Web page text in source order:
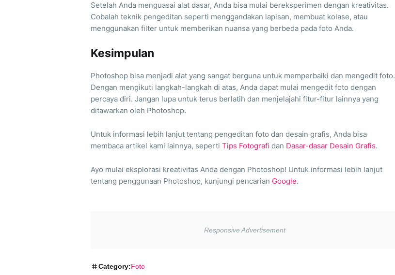
Setelah Anda menguasai alat dasar, Anda bisa mulai bereksperimen dengan kreativitas.
Cobalah teknik pengeditan seperti menggandakan lapisan, membuat kolase, atau
menggunakan filter untuk memberikan nuansa yang berbeda pada foto Anda.
Kesimpulan
Photoshop bisa menjadi alat yang sangat berguna untuk memperbaiki dan mengedit foto.
Dengan mengikuti langkah-langkah di atas, Anda dapat mulai mengedit foto dengan
percaya diri. Jangan lupa untuk terus berlatih dan menjelajahi fitur-fitur lainnya yang
ditawarkan oleh Photoshop.
Untuk informasi lebih lanjut tentang pengeditan foto dan desain grafis, Anda bisa
membaca artikel kami lainnya, seperti Tips Fotografi dan Dasar-dasar Desain Grafis.
Ayo mulai eksplorasi kreativitas Anda dengan Photoshop! Untuk informasi lebih lanjut
tentang penggunaan Photoshop, kunjungi pencarian Google.
Category:Foto